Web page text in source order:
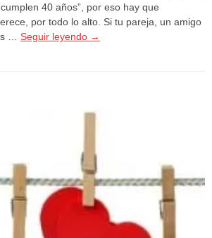
40 años”, por eso hay que
por todo lo alto. Si tu pareja, un amigo
… Seguir leyendo →